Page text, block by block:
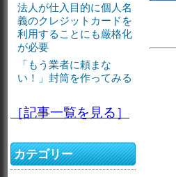
法人が仕入目的に個人名
義のクレジットカードを
利用することにも厳格化
が必要
「もう業者に頼まな
い！」封筒を作ってみる
［記事一覧を見る］
カテゴリー